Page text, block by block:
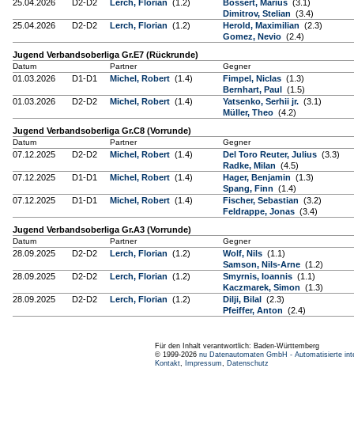
25.04.2026
D2-D2 Lerch, Florian (1.2) Bossert, Marius (3.1)
Dimitrov, Stelian (3.4)
25.04.2026
D2-D2 Lerch, Florian (1.2) Herold, Maximilian (2.3)
Gomez, Nevio (2.4)
Jugend Verbandsoberliga Gr.E7 (Rückrunde)
Datum Partner Gegner
01.03.2026 D1-D1 Michel, Robert (1.4) Fimpel, Niclas (1.3)
Bernhart, Paul (1.5)
01.03.2026
D2-D2 Michel, Robert (1.4) Yatsenko, Serhii jr. (3.1)
Müller, Theo (4.2)
Jugend Verbandsoberliga Gr.C8 (Vorrunde)
Datum Partner Gegner
07.12.2025 D2-D2 Michel, Robert (1.4) Del Toro Reuter, Julius (3.3)
Radke, Milan (4.5)
07.12.2025
D1-D1 Michel, Robert (1.4) Hager, Benjamin (1.3)
Spang, Finn (1.4)
07.12.2025
D1-D1 Michel, Robert (1.4) Fischer, Sebastian (3.2)
Feldrappe, Jonas (3.4)
Jugend Verbandsoberliga Gr.A3 (Vorrunde)
Datum Partner Gegner
28.09.2025 D2-D2 Lerch, Florian (1.2) Wolf, Nils (1.1)
Samson, Nils-Arne (1.2)
28.09.2025
D2-D2 Lerch, Florian (1.2) Smyrnis, Ioannis (1.1)
Kaczmarek, Simon (1.3)
28.09.2025
D2-D2 Lerch, Florian (1.2) Dilji, Bilal (2.3)
Pfeiffer, Anton (2.4)
Für den Inhalt verantwortlich: Baden-Württemberg
© 1999-2026 nu Datenautomaten GmbH - Automatisierte
Kontakt, Impressum, Datenschutz